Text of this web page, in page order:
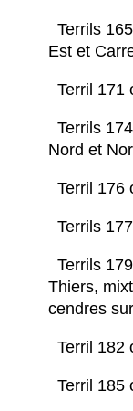
Terrils
Est et
Terril 171
Terrils
Nord et
Terril 176
Terrils
Terrils
Thiers,
cendres
Terril 182
Terril 185